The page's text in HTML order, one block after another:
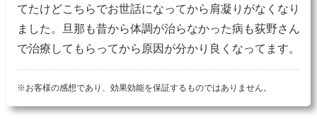
てたけどこちらでお世話になってから肩凝りがなくなり
ました。旦那も昔から体調が治らなかった病も荻野さん
で治療してもらってから原因が分かり良くなってます。
※お客様の感想であり、効果効能を保証するものではありません。